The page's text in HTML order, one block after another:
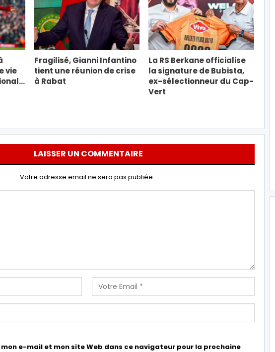
vie
Fragilisé, Gianni Infantino
tient une réunion de crise
à Rabat
La RS Berkane officialise
la signature de Bubista,
ex-sélectionneur du Cap-
Vert
LAISSER UN COMMENTAIRE
Votre adresse email ne sera pas publiée.
mon e-mail et mon site Web dans ce navigateur pour la prochaine